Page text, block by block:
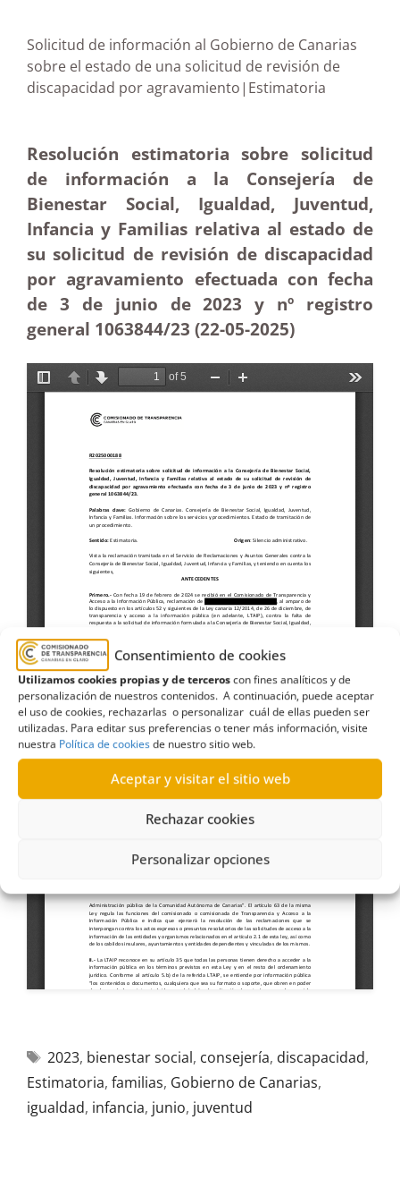
Consentimiento de cookies
Utilizamos cookies propias y de terceroscon fines analíticos y de
personalización de nuestros contenidos. A continuación, puede aceptar
el uso de cookies, rechazarlas o personalizar cuál de ellas pueden ser
utilizadas. Para editar sus preferencias o tener más información, visite
nuestra Política de cookiesde nuestro sitio web.
Aceptar y visitar el sitio web
Rechazar cookies
Personalizar opciones
Solicitud de información al Gobierno de Canarias
sobre el estado de una solicitud de revisión de
discapacidad por agravamiento|Estimatoria
Resolución estimatoria sobre solicitud
de información a la Consejería de
Bienestar Social, Igualdad, Juventud,
Infancia y Familias relativa al estado de
su solicitud de revisión de discapacidad
por agravamiento efectuada con fecha
de 3 de junio de 2023 y nº registro
general 1063844/23 (22-05-2025)
2023, bienestar social, consejería, discapacidad,
Estimatoria, familias, Gobierno de Canarias,
igualdad, infancia, junio, juventud